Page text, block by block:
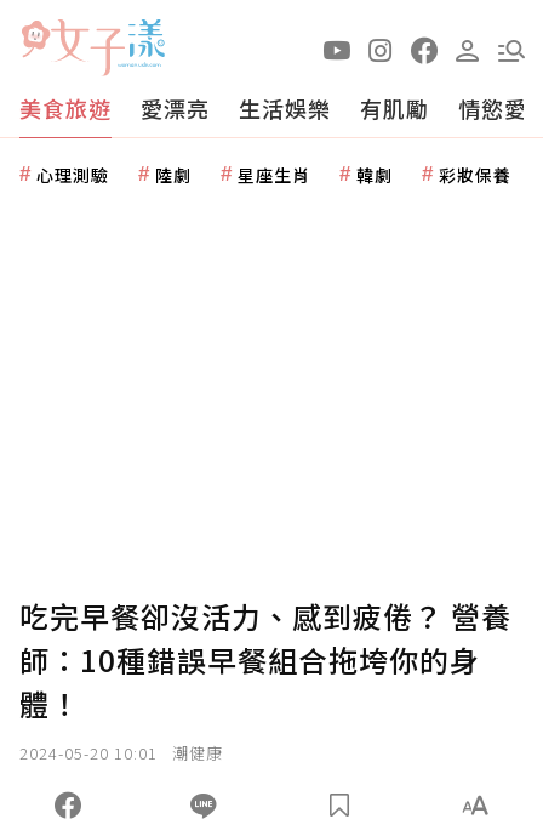
美食旅遊 愛漂亮 生活娛樂 有肌勵 情慾愛
心理測驗 陸劇 星座生肖 韓劇 彩妝保養
吃完早餐卻沒活力、感到疲倦？ 營養
師：10種錯誤早餐組合拖垮你的身
體！
2024-05-20 10:01 潮健康